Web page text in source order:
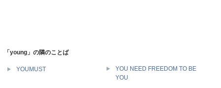
「young」の隣のことば
YOUMUST
YOU NEED FREEDOM TO BE
YOU